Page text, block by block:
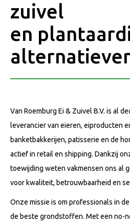
zuivel
en
Van Roemburg Ei & Zuivel B.V. is al
leverancier van eieren, eiproducten
banketbakkerijen, patisserie en de
actief in retail en shipping. Dankzij
toewijding weten vakmensen ons al
voor kwaliteit, betrouwbaarheid en
Onze missie is om professionals in
de beste grondstoffen. Met een no-